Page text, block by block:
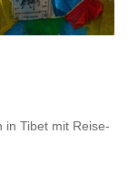
in Tibet mit Reise-